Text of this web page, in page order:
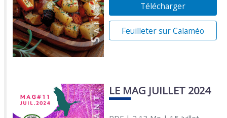
Télécharger
Feuilleter sur Calaméo
LE MAG JUILLET 2024